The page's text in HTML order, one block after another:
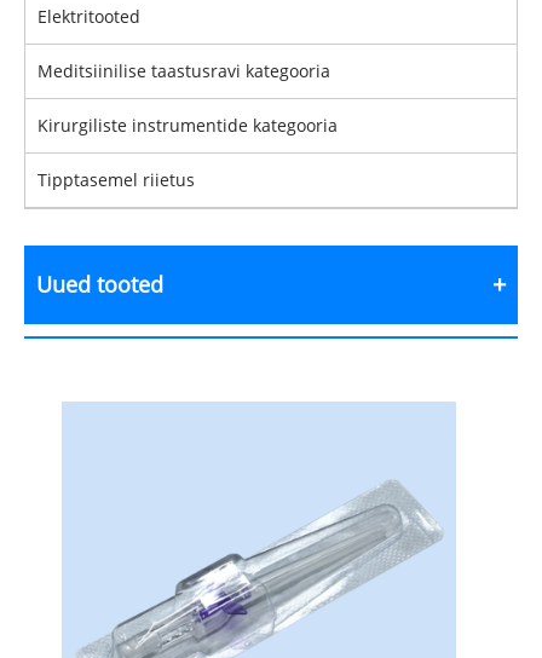
Elektritooted
Meditsiinilise taastusravi kategooria
Kirurgiliste instrumentide kategooria
Tipptasemel riietus
Uued tooted